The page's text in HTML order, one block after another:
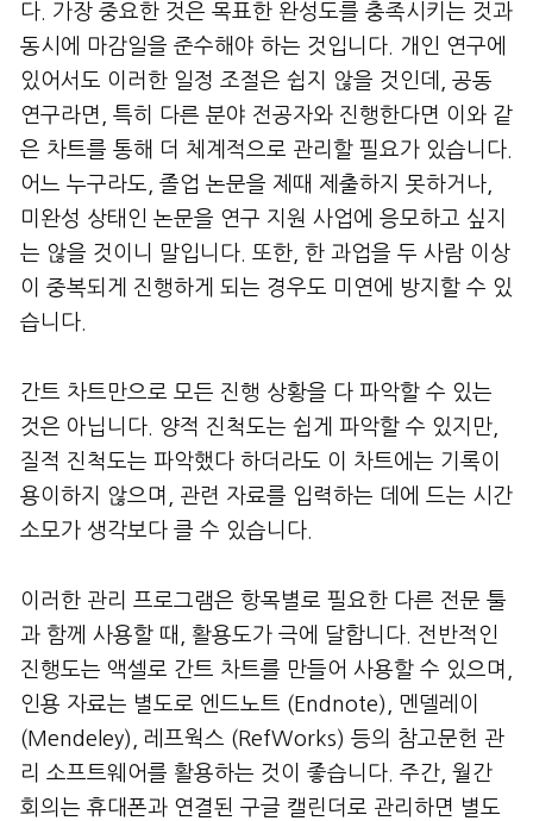
다. 가장 중요한 것은 목표한 완성도를 충족시키는 것과
동시에 마감일을 준수해야 하는 것입니다. 개인 연구에
있어서도 이러한 일정 조절은 쉽지 않을 것인데, 공동
연구라면, 특히 다른 분야 전공자와 진행한다면 이와 같
은 차트를 통해 더 체계적으로 관리할 필요가 있습니다.
어느 누구라도, 졸업 논문을 제때 제출하지 못하거나,
미완성 상태인 논문을 연구 지원 사업에 응모하고 싶지
는 않을 것이니 말입니다. 또한, 한 과업을 두 사람 이상
이 중복되게 진행하게 되는 경우도 미연에 방지할 수 있
습니다.
간트 차트만으로 모든 진행 상황을 다 파악할 수 있는
것은 아닙니다. 양적 진척도는 쉽게 파악할 수 있지만,
질적 진척도는 파악했다 하더라도 이 차트에는 기록이
용이하지 않으며, 관련 자료를 입력하는 데에 드는 시간
소모가 생각보다 클 수 있습니다.
이러한 관리 프로그램은 항목별로 필요한 다른 전문 툴
과 함께 사용할 때, 활용도가 극에 달합니다. 전반적인
진행도는 액셀로 간트 차트를 만들어 사용할 수 있으며,
인용 자료는 별도로 엔드노트 (Endnote), 멘델레이
(Mendeley), 레프웍스 (RefWorks) 등의 참고문헌 관
리 소프트웨어를 활용하는 것이 좋습니다. 주간, 월간
회의는 휴대폰과 연결된 구글 캘린더로 관리하면 별도